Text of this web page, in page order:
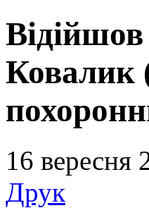
Відійшов
16 вересня
Друк